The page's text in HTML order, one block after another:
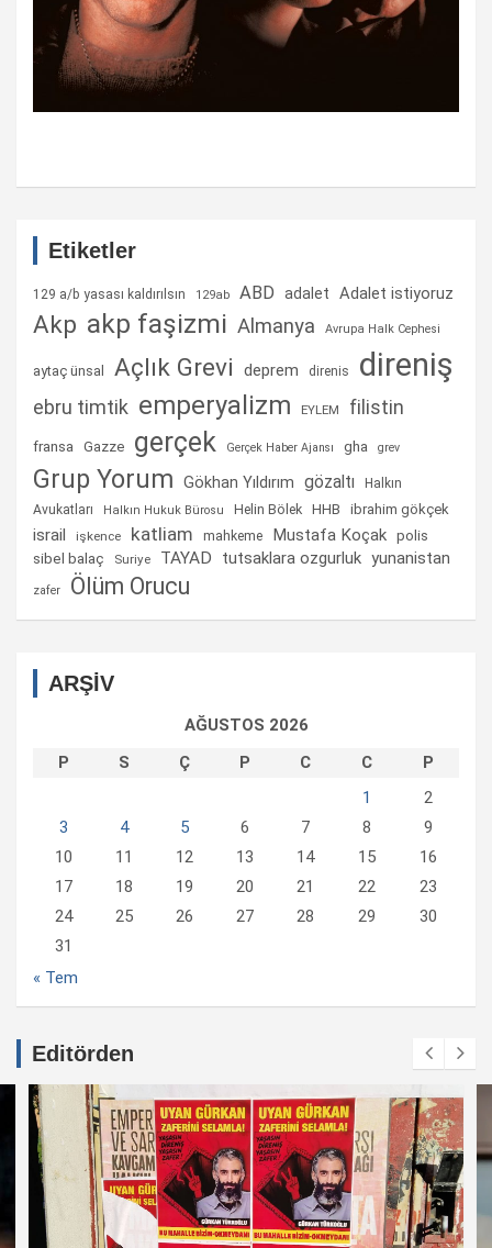
Etiketler
129 a/b yasası kaldırılsın 129ab ABD adalet Adalet istiyoruz
Akp akp faşizmi Almanya Avrupa Halk Cephesi
aytaç ünsal Açlık Grevi deprem direnis direniş
ebru timtik emperyalizm EYLEM filistin
fransa Gazze gerçek Gerçek Haber Ajansı gha grev
Grup Yorum Gökhan Yıldırım gözaltı
Halkın
Avukatları
Halkın Hukuk Bürosu Helin Bölek HHB ibrahim gökçek
israil işkence katliam mahkeme Mustafa Koçak polis
sibel balaç Suriye TAYAD tutsaklara ozgurluk yunanistan
zafer Ölüm Orucu
ARŞİV
AĞUSTOS 2026
P
S Ç P C C
P
1
2
3
4 5 6 7 8
9
10
11 12 13 14 15
16
17
18 19 20 21 22
23
24
25 26 27 28 29
30
31
« Tem
Editörden